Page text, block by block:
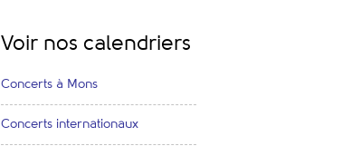
Voir nos calendriers
Concerts à Mons
Concerts internationaux